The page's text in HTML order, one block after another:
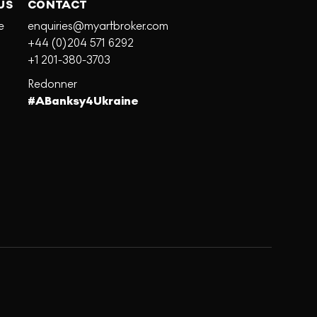
CONTACT
enquiries@myartbroker.com
+44 (0)204 571 6292
+1 201-380-3703
Redonner
#ABanksy4Ukraine